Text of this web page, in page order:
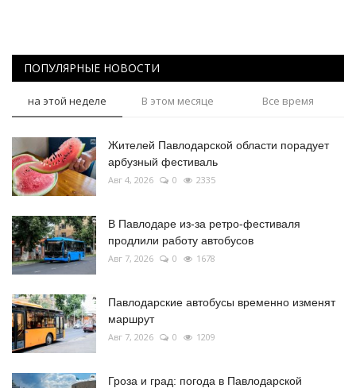
ПОПУЛЯРНЫЕ НОВОСТИ
на этой неделе В этом месяце Все время
Жителей Павлодарской области порадует
арбузный фестиваль
Авг 4, 2026 0 2335
В Павлодаре из-за ретро-фестиваля
продлили работу автобусов
Авг 7, 2026 0 1678
Павлодарские автобусы временно изменят
маршрут
Авг 7, 2026 0 1209
Гроза и град: погода в Павлодарской